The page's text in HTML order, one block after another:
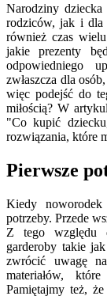
Narodziny
rodziców, jak i dla
również czas
jakie prezenty
odpowiedniego
zwłaszcza dla
więc podejść do
miłością? W
"Co kupić
rozwiązania, które
Pierwsze
Kiedy
potrzeby. Przede
Z tego względu
garderoby takie
zwrócić uwagę
materiałów,
Pamiętajmy też,